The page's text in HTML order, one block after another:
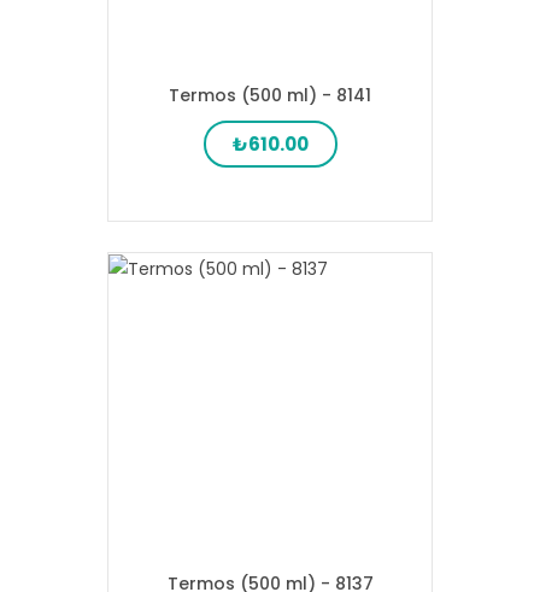
Termos (500 ml) - 8141
₺610.00
Termos (500 ml) - 8137